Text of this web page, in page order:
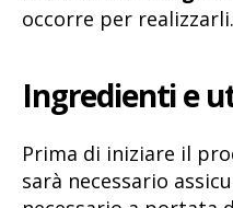
occorre per realizzarli.
Ingredienti e
Prima di iniziare il
sarà necessario